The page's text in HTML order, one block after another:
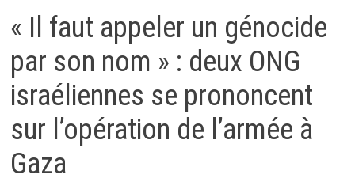
« Il faut appeler un génocide
par son nom » : deux ONG
israéliennes se prononcent
sur l’opération de l’armée à
Gaza